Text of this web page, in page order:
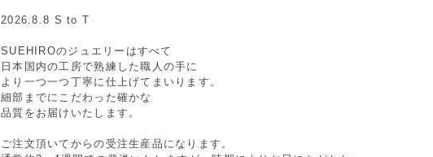
2026.8.8 S to T
SUEHIROのジュエリーはすべて
日本国内の工房で熟練した職人の手に
より一つ一つ丁寧に仕上げてまいります。
細部までにこだわった確かな
品質をお届けいたします。
ご注文頂いてからの受注生産品になります。